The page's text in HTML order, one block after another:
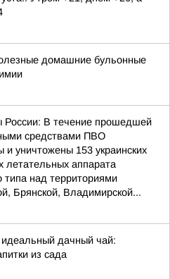
домашние бульонные
России: В течение прошедшей
средствами ПВО
и уничтожены 153 украинских
летательных аппарата
типа над территориями
Брянской, Владимирской...
идеальный дачный чай:
из сада